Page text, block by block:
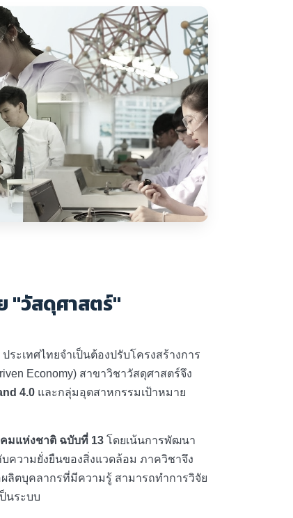
"วัสดุศาสตร์"
ะเทศไทยจำเป็นต้องปรับโครงสร้างการ
Economy) สาขาวิชาวัสดุศาสตร์จึง
4.0 และกลุ่มอุตสาหกรรมเป้าหมาย
มแห่งชาติ ฉบับที่ 13 โดยเน้นการพัฒนา
ความยั่งยืนของสิ่งแวดล้อม ภาควิชาจึง
ลิตบุคลากรที่มีความรู้ สามารถทำการวิจัย
นระบบ